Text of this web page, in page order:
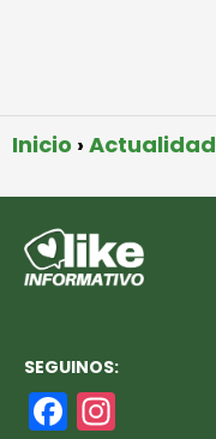
Inicio Actualidad
SEGUINOS:
F